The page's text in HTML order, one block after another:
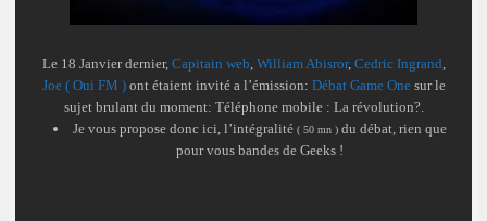
Le 18 Janvier dernier, Capitain web William Abisror, Cedric Ingrand
Joe ( Oui FM )ont étaient invité a l’émission: Débat Game Onesur le
sujet brulant du moment: Téléphone mobile : La révolution?.
Je vous propose donc ici, l’intégralité ( 50 mn ) du débat, rien que
pour vous bandes de Geeks !